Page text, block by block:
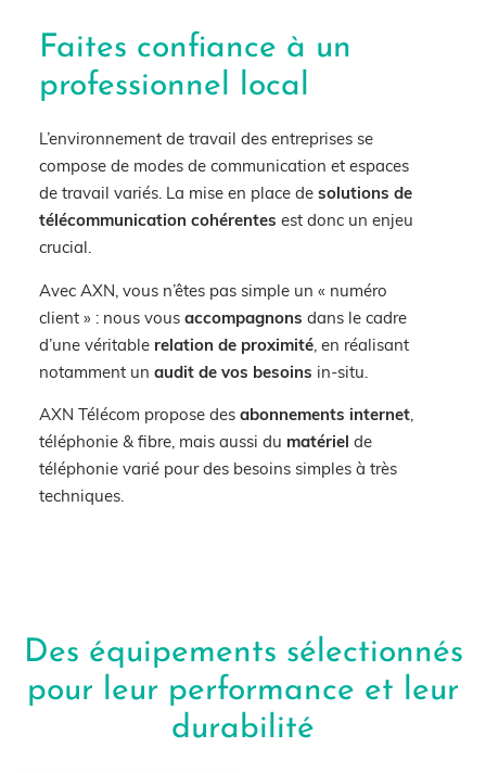
Faites confiance à un
professionnel local
L’environnement de travail des entreprises se
compose de modes de communication et espaces
de travail variés. La mise en place de solutions de
télécommunication cohérentes est donc un enjeu
crucial.
Avec AXN, vous n’êtes pas simple un « numéro
client » : nous vous accompagnons dans le cadre
d’une véritable relation de proximité, en réalisant
notamment un auditde vos besoins in-situ.
AXN Télécom propose des abonnements internet,
téléphonie & fibre, mais aussi du matériel de
téléphonie varié pour des besoins simples à très
techniques.
Des équipements sélectionnés
pour leur performance et leur
durabilité